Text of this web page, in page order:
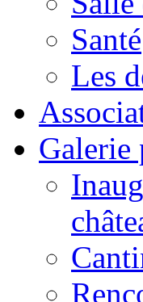
Santé
Les
Galerie